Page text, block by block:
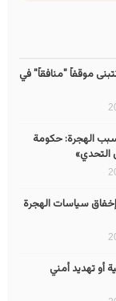
موقفاً "منافقاً" في
بسبب الهجرة: حكومة
التحدي»
سياسات الهجرة
أو تهديد أمني